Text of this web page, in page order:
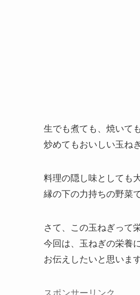
生でも煮ても、焼いても
炒めてもおいしい玉ねぎ
料理の隠し味としても
縁の下の力持ちの野菜
さて、この玉ねぎって
今回は、玉ねぎの栄養
お伝えしたいと思います
スポンサーリンク